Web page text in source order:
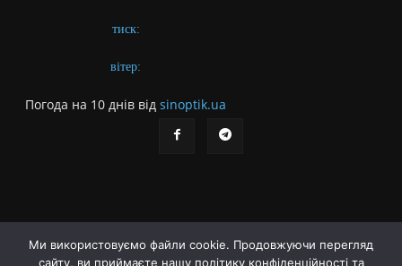
тиск:
вітер:
Погода на 10 днів від sinoptik.ua
Ми використовуємо файли cookie. Продовжуючи перегляд
сайту, ви приймаєте нашу політику конфіденційності та